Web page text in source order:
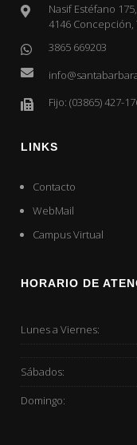
Nasif Estéfano 175,
4146 Concepción,
3865 669203
Fijo: (03865) 427-
LINKS
Contacto
WebMail
Campus Virtual
HORARIO DE
Lunes a Viernes:
Sábados:
Domingo: